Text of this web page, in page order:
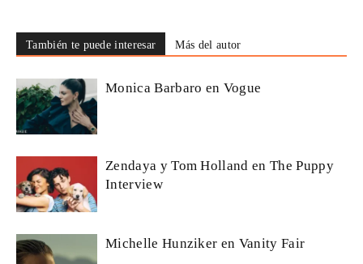
También te puede interesar Más del autor
Monica Barbaro en Vogue
Zendaya y Tom Holland en The Puppy
Interview
Michelle Hunziker en Vanity Fair